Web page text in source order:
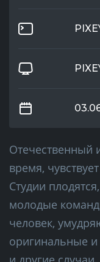
Отечественный
время,
Студии
молодые
человек,
оригинальные